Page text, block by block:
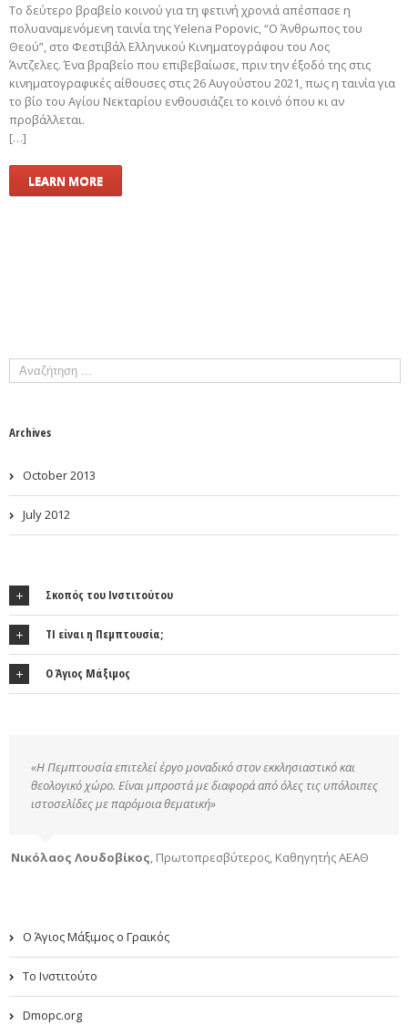
Το δεύτερο βραβείο κοινού για τη φετινή χρονιά απέσπασε η
πολυαναμενόμενη ταινία της Yelena Popovic, “Ο Άνθρωπος του
Θεού”, στο Φεστιβάλ Ελληνικού Κινηματογράφου του Λος
Άντζελες. Ένα βραβείο που επιβεβαίωσε, πριν την έξοδό της στις
κινηματογραφικές αίθουσες στις 26 Αυγούστου 2021, πως η ταινία για
το βίο του Αγίου Νεκταρίου ενθουσιάζει το κοινό όπου κι αν
προβάλλεται.
[…]
LEARN MORE
Archives
October 2013
July 2012
Σκοπός του Ινστιτούτου
ΤΙ είναι η Πεμπτουσία;
Ο Άγιος Μάξιμος
«Η Πεμπτουσία επιτελεί έργο μοναδικό στον εκκλησιαστικό και
θεολογικό χώρο. Είναι μπροστά με διαφορά από όλες τις υπόλοιπες
ιστοσελίδες με παρόμοια θεματική»
Νικόλαος Λουδοβίκος Πρωτοπρεσβύτερος, Καθηγητής ΑΕΑΘ
Ο Άγιος Μάξιμος ο Γραικός
Το Ινστιτούτο
Dmopc.org